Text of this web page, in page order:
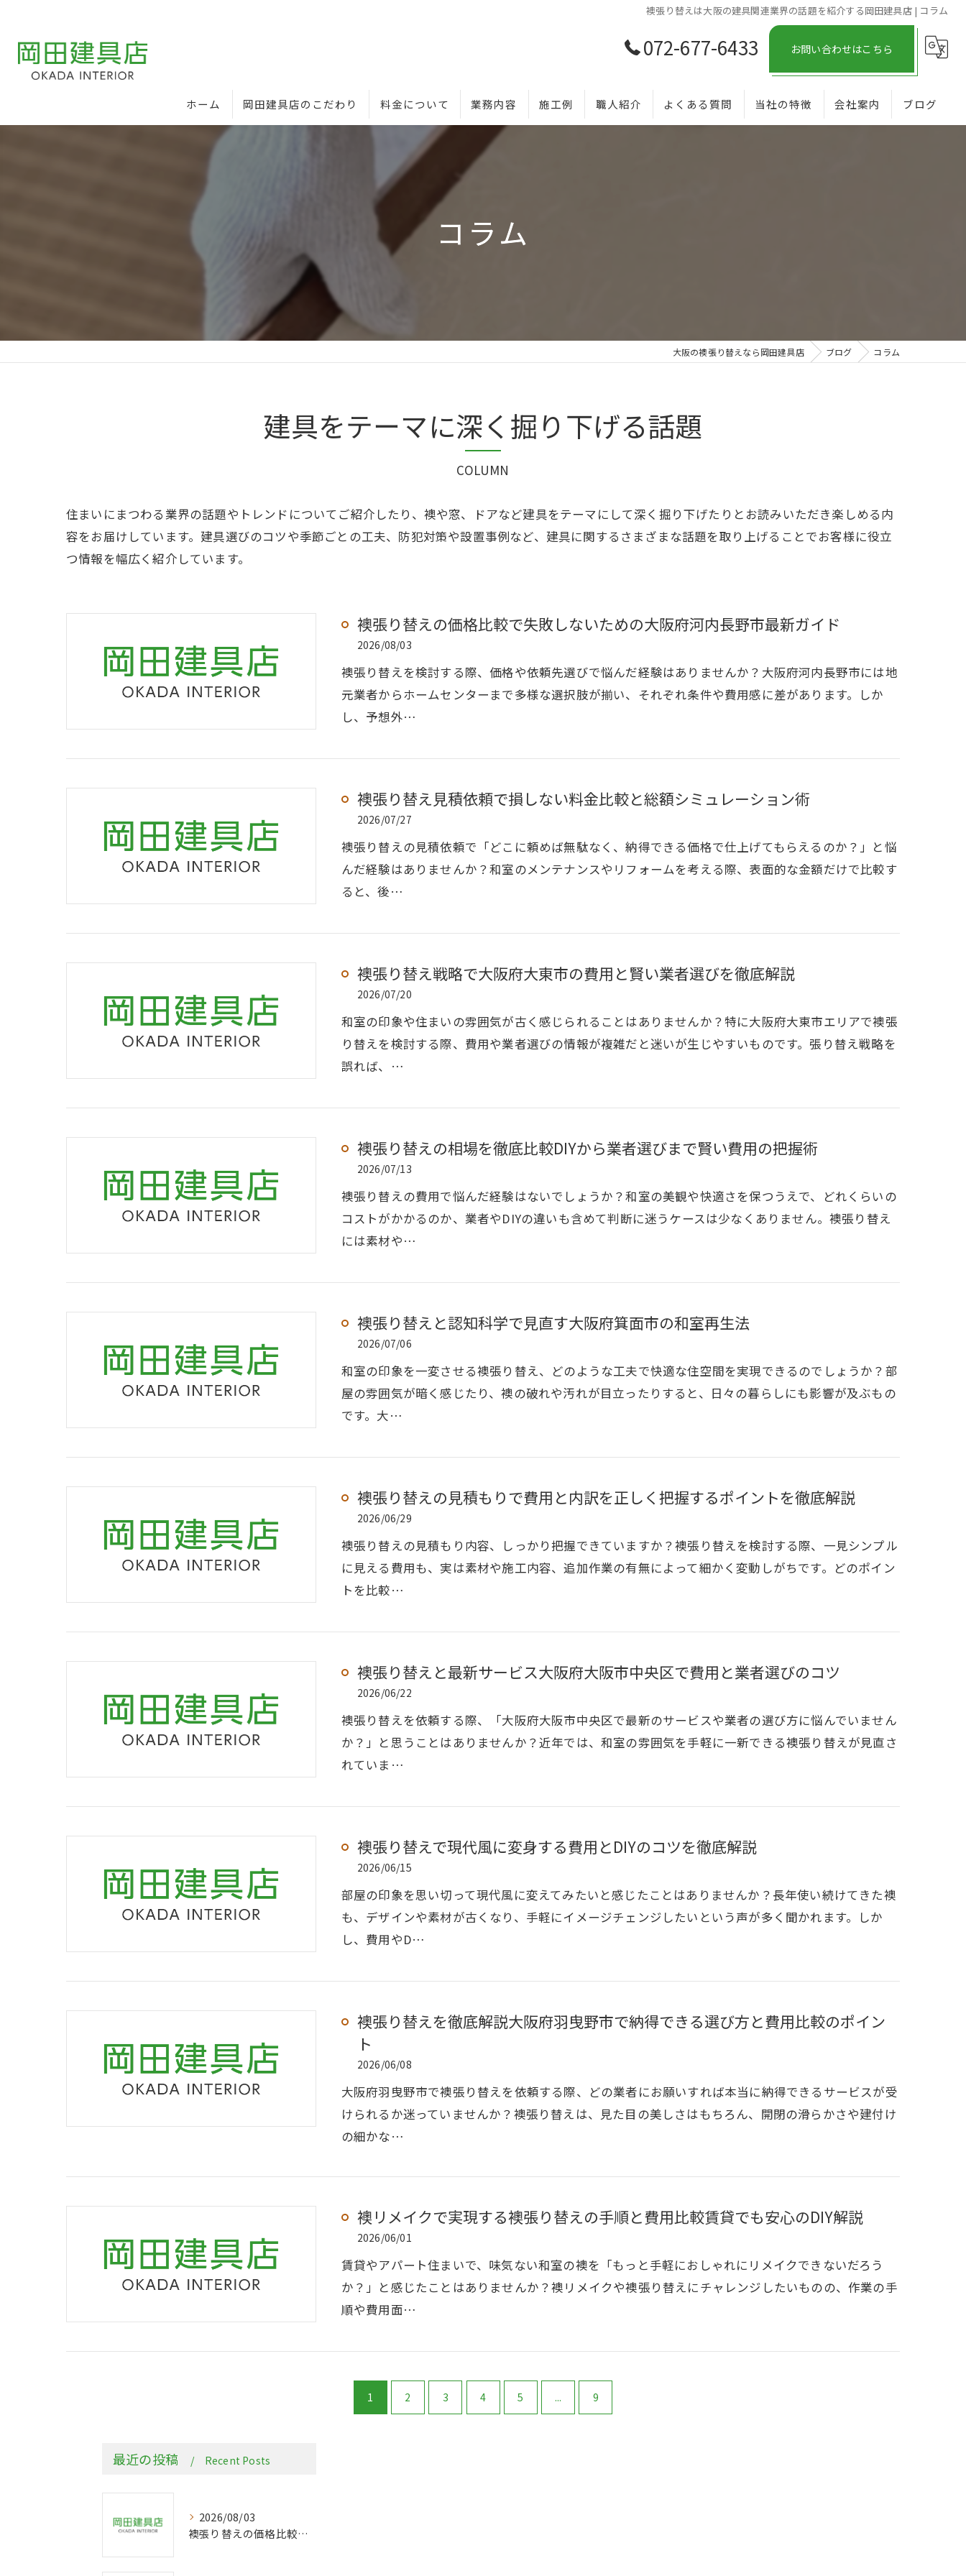
襖張り替えは大阪の建具関連業界の話題を紹介する岡田建具店 | コラム
072-677-6433 お問い合わせはこちら
ホーム 岡田建具店のこだわり 料金について 業務内容 施工例 職人紹介 よくある質問 当社の特徴 会社案内 ブログ
コラム
大阪の襖張り替えなら岡田建具店 ブログ コラム
建具をテーマに深く掘り下げる話題
COLUMN
住まいにまつわる業界の話題やトレンドについてご紹介したり、襖や窓、ドアなど建具をテーマにして深く掘り下げたりとお読みいただき楽しめる内
容をお届けしています。建具選びのコツや季節ごとの工夫、防犯対策や設置事例など、建具に関するさまざまな話題を取り上げることでお客様に役立
つ情報を幅広く紹介しています。
襖張り替えの価格比較で失敗しないための大阪府河内長野市最新ガイド
2026/08/03
襖張り替えを検討する際、価格や依頼先選びで悩んだ経験はありませんか？大阪府河内長野市には地
元業者からホームセンターまで多様な選択肢が揃い、それぞれ条件や費用感に差があります。しか
し、予想外…
襖張り替え見積依頼で損しない料金比較と総額シミュレーション術
2026/07/27
襖張り替えの見積依頼で「どこに頼めば無駄なく、納得できる価格で仕上げてもらえるのか？」と悩
んだ経験はありませんか？和室のメンテナンスやリフォームを考える際、表面的な金額だけで比較す
ると、後…
襖張り替え戦略で大阪府大東市の費用と賢い業者選びを徹底解説
2026/07/20
和室の印象や住まいの雰囲気が古く感じられることはありませんか？特に大阪府大東市エリアで襖張
り替えを検討する際、費用や業者選びの情報が複雑だと迷いが生じやすいものです。張り替え戦略を
誤れば、…
襖張り替えの相場を徹底比較DIYから業者選びまで賢い費用の把握術
2026/07/13
襖張り替えの費用で悩んだ経験はないでしょうか？和室の美観や快適さを保つうえで、どれくらいの
コストがかかるのか、業者やDIYの違いも含めて判断に迷うケースは少なくありません。襖張り替え
には素材や…
襖張り替えと認知科学で見直す大阪府箕面市の和室再生法
2026/07/06
和室の印象を一変させる襖張り替え、どのような工夫で快適な住空間を実現できるのでしょうか？部
屋の雰囲気が暗く感じたり、襖の破れや汚れが目立ったりすると、日々の暮らしにも影響が及ぶもの
です。大…
襖張り替えの見積もりで費用と内訳を正しく把握するポイントを徹底解説
2026/06/29
襖張り替えの見積もり内容、しっかり把握できていますか？襖張り替えを検討する際、一見シンプル
に見える費用も、実は素材や施工内容、追加作業の有無によって細かく変動しがちです。どのポイン
トを比較…
襖張り替えと最新サービス大阪府大阪市中央区で費用と業者選びのコツ
2026/06/22
襖張り替えを依頼する際、「大阪府大阪市中央区で最新のサービスや業者の選び方に悩んでいません
か？」と思うことはありませんか？近年では、和室の雰囲気を手軽に一新できる襖張り替えが見直さ
れていま…
襖張り替えで現代風に変身する費用とDIYのコツを徹底解説
2026/06/15
部屋の印象を思い切って現代風に変えてみたいと感じたことはありませんか？長年使い続けてきた襖
も、デザインや素材が古くなり、手軽にイメージチェンジしたいという声が多く聞かれます。しか
し、費用やD…
襖張り替えを徹底解説大阪府羽曳野市で納得できる選び方と費用比較のポイン
ト
2026/06/08
大阪府羽曳野市で襖張り替えを依頼する際、どの業者にお願いすれば本当に納得できるサービスが受
けられるか迷っていませんか？襖張り替えは、見た目の美しさはもちろん、開閉の滑らかさや建付け
の細かな…
襖リメイクで実現する襖張り替えの手順と費用比較賃貸でも安心のDIY解説
2026/06/01
賃貸やアパート住まいで、味気ない和室の襖を「もっと手軽におしゃれにリメイクできないだろう
か？」と感じたことはありませんか？襖リメイクや襖張り替えにチャレンジしたいものの、作業の手
順や費用面…
1 2 3 4 5 ... 9
最近の投稿 Recent Posts
2026/08/03
襖張り替えの価格比較で失敗しないための大阪府河内長野市最新ガイド